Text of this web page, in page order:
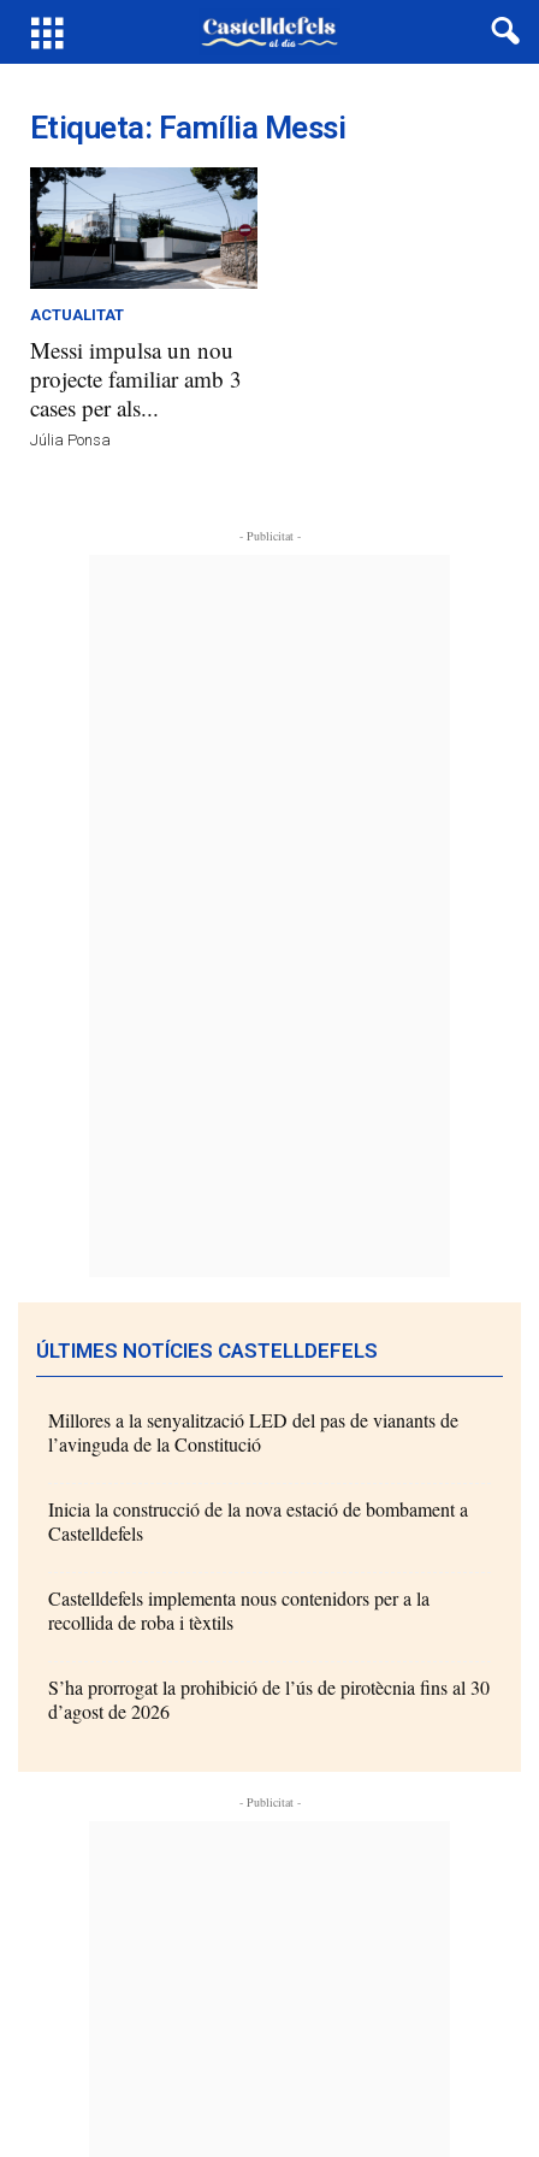
Etiqueta: Família Messi
ACTUALITAT
Messi impulsa un nou
projecte familiar amb 3
cases per als...
Júlia Ponsa
- Publicitat -
ÚLTIMES NOTÍCIES CASTELLDEFELS
Millores a la senyalització LED del pas de vianants de
l’avinguda de la Constitució
Inicia la construcció de la nova estació de bombament a
Castelldefels
Castelldefels implementa nous contenidors per a la
recollida de roba i tèxtils
S’ha prorrogat la prohibició de l’ús de pirotècnia fins al 30
d’agost de 2026
- Publicitat -